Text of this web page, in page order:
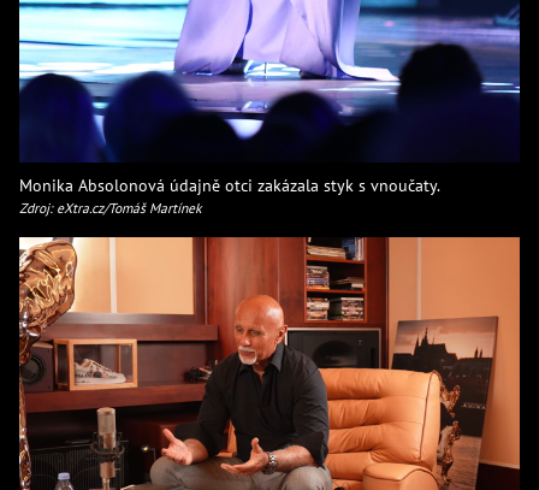
Monika Absolonová údajně otci zakázala styk s vnoučaty.
Zdroj: eXtra.cz/Tomáš Martínek